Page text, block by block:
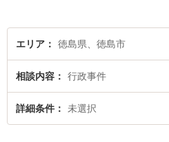
エリア 徳島県、徳島市
相談内容 行政事件
詳細条件 未選択